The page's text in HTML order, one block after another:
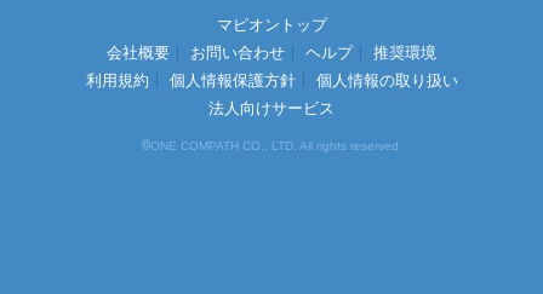
マピオントップ
会社概要
お問い合わせ ヘルプ
推奨環境
利用規約
個人情報保護方針
個人情報の取り扱い
法人向けサービス
©ONE COMPATH CO., LTD. All rights reserved.